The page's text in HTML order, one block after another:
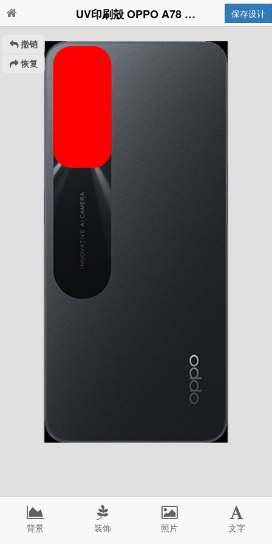
UV印刷殼 OPPO A78 5G 保存设计
撤销
恢复
背景 装饰 照片 文字